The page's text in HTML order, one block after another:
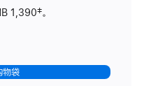
1,390脚
‡。
物袋